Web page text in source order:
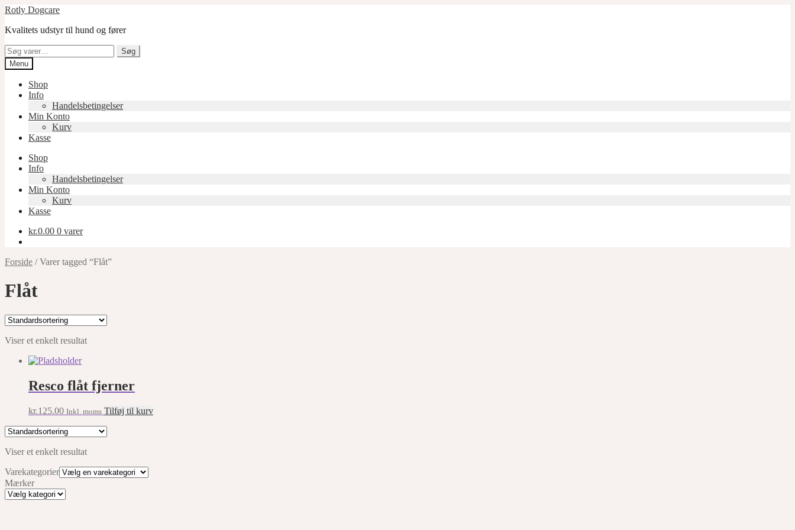
Spring
navigation
Spring
indhold
Rotly Dogcare
Kvalitets udstyr til hund og fører
Søg
efter:
Søg
Menu
Shop
Info
Handelsbetingelser
Min Konto
Kurv
Kasse
Shop
Info
Handelsbetingelser
Min Konto
Kurv
Kasse
kr.0.00 0 varer
Forside /Varer tagged “Flåt”
Flåt
Viser et enkelt resultat
Resco flåt fjerner
kr.125.00 Inkl. moms Tilføj til kurv
Viser et enkelt resultat
Varekategorier
Mærker
Mærker